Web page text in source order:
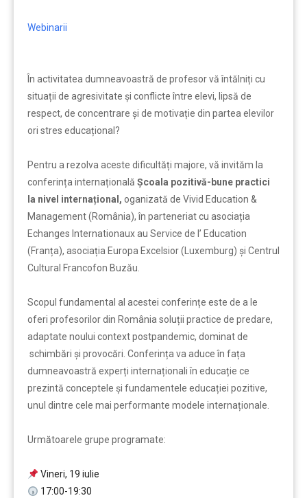
Webinarii
În activitatea dumneavoastră de profesor vă întălniți cu
situații de agresivitate și conflicte între elevi, lipsă de
respect, de concentrare și de motivație din partea elevilor
ori stres educațional?
Pentru a rezolva aceste dificultăți majore, vă invităm la
conferința internațională Școala pozitivă-bune practici
la nivel internațional, oganizată de Vivid Education &
Management (România), în parteneriat cu asociația
Echanges Internationaux au Service de l’ Education
(Franța), asociația Europa Excelsior (Luxemburg) și Centrul
Cultural Francofon Buzău.
Scopul fundamental al acestei conferințe este de a le
oferi profesorilor din România soluții practice de predare,
adaptate noului context postpandemic, dominat de
schimbări și provocări. Conferința va aduce în fața
dumneavoastră experți internaționali în educație ce
prezintă conceptele și fundamentele educației pozitive,
unul dintre cele mai performante modele internaționale.
Următoarele grupe programate:
Vineri, 19 iulie
17:00-19:30